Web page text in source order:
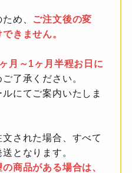
め、 ご注文後の変
きません。
月～1ヶ月半程お日に
了承ください。
にてご案内いたしま
された場合、すべて
となります。
商品がある場合は、